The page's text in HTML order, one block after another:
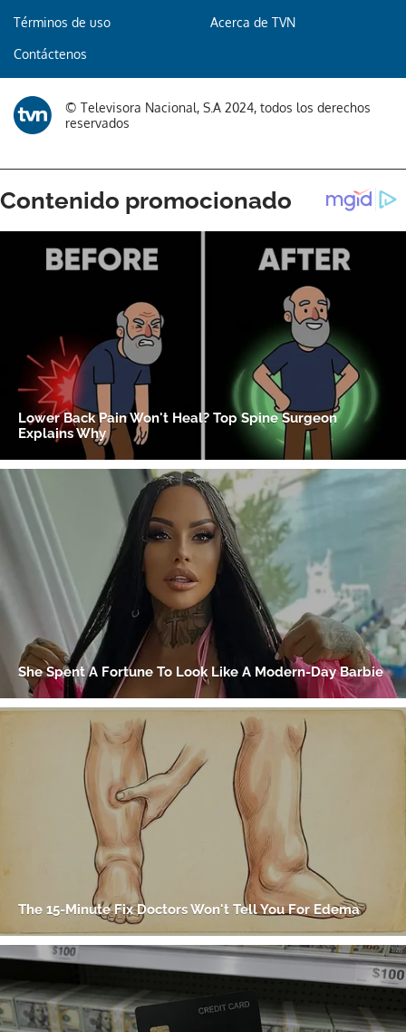
Términos de uso Acerca de TVN
Contáctenos
© Televisora Nacional, S.A 2024, todos los derechos
reservados